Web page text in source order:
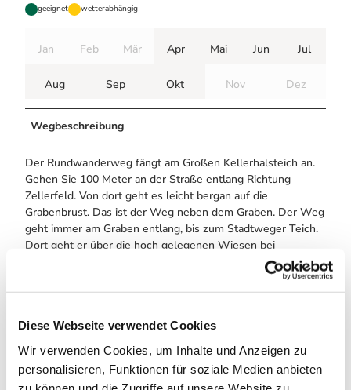
Diese Webseite verwendet Cookies
Wir verwenden Cookies, um Inhalte und Anzeigen zu
personalisieren, Funktionen für soziale Medien anbieten
geeignet wetterabhängig
Jan Feb Mär Apr Mai Jun Jul
Aug Sep Okt Nov Dez
Wegbeschreibung
Der Rundwanderweg fängt am Großen Kellerhalsteich an.
Gehen Sie 100 Meter an der Straße entlang Richtung
Zellerfeld. Von dort geht es leicht bergan auf die
Grabenbrust. Das ist der Weg neben dem Graben. Der Weg
geht immer am Graben entlang, bis zum Stadtweger Teich.
Dort geht er über die hoch gelegenen Wiesen bei
Parken
Parkplatz am Großer Kellerhals Teich